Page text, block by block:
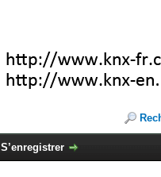
S’enregistrer